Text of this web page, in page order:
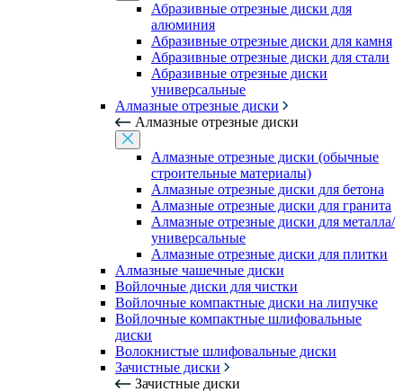
Абразивные отрезные диски для
алюминия
Абразивные отрезные диски для камня
Абразивные отрезные диски для стали
Абразивные отрезные диски
универсальные
Алмазные отрезные диски
Алмазные отрезные диски
Алмазные отрезные диски (обычные
строительные материалы)
Алмазные отрезные диски для бетона
Алмазные отрезные диски для гранита
Алмазные отрезные диски для металла/
универсальные
Алмазные отрезные диски для плитки
Алмазные чашечные диски
Войлочные диски для чистки
Войлочные компактные диски на липучке
Войлочные компактные шлифовальные
диски
Волокнистые шлифовальные диски
Зачистные диски
Зачистные диски